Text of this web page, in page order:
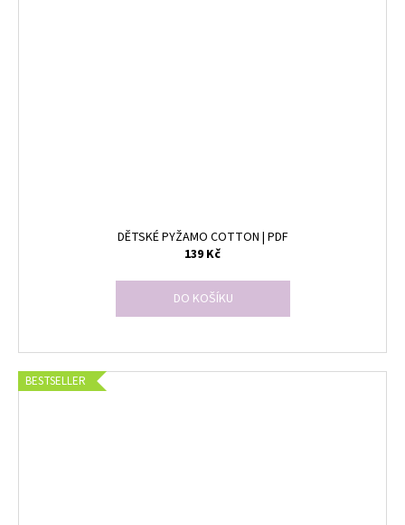
DĚTSKÉ PYŽAMO COTTON | PDF
139 Kč
DO KOŠÍKU
BESTSELLER